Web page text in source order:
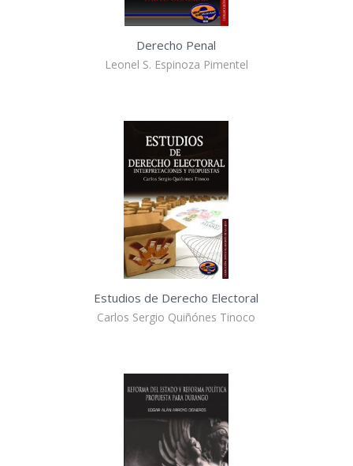
Derecho Penal
Leonel S. Espinoza Pimentel
Estudios de Derecho Electoral
Carlos Sergio Quiñónes Tinoco